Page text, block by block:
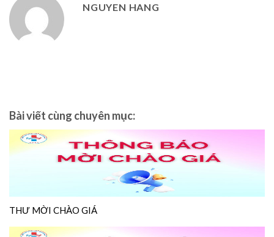
NGUYEN HANG
Bài viết cùng chuyên mục:
THƯ MỜI CHÀO GIÁ